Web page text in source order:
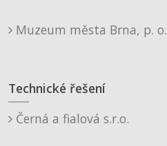
Muzeum města Brna, p. o.
Technické řešení
Černá a fialová s.r.o.